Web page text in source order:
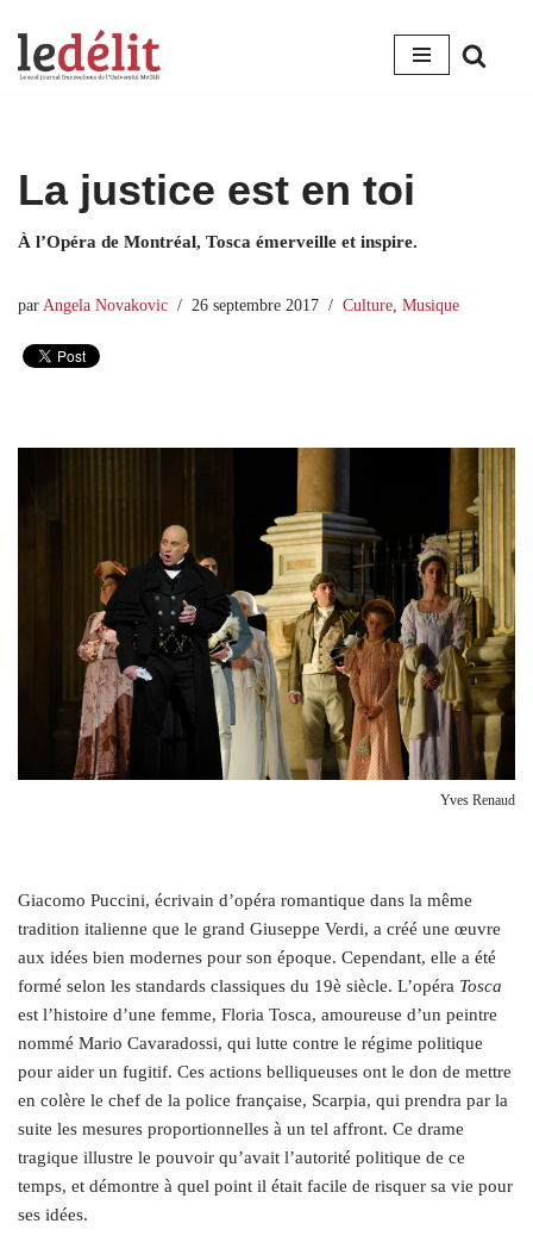
Aller
La justice est en toi
À l’Opéra de Montréal, Tosca émerveille et inspire.
par Angela Novakovic 26 septembre 2017 Culture Musique
Yves Renaud
Giacomo Puccini, écrivain d’opéra romantique dans la même
tradition italienne que le grand Giuseppe Verdi, a créé une œuvre
aux idées bien modernes pour son époque. Cependant, elle a été
formé selon les standards classiques du 19è siècle. L’opéra Tosca
est l’histoire d’une femme, Floria Tosca, amoureuse d’un peintre
nommé Mario Cavaradossi, qui lutte contre le régime politique
pour aider un fugitif. Ces actions belliqueuses ont le don de mettre
en colère le chef de la police française, Scarpia, qui prendra par la
suite les mesures proportionnelles à un tel affront. Ce drame
tragique illustre le pouvoir qu’avait l’autorité politique de ce
temps, et démontre à quel point il était facile de risquer sa vie pour
ses idées.